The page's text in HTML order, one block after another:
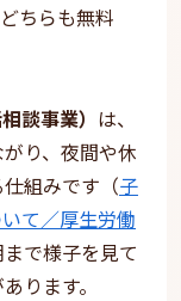
どちらも無料
談事業） は、
り、夜間や休
組みです（子
て／厚生労働
で様子を見て
ります。